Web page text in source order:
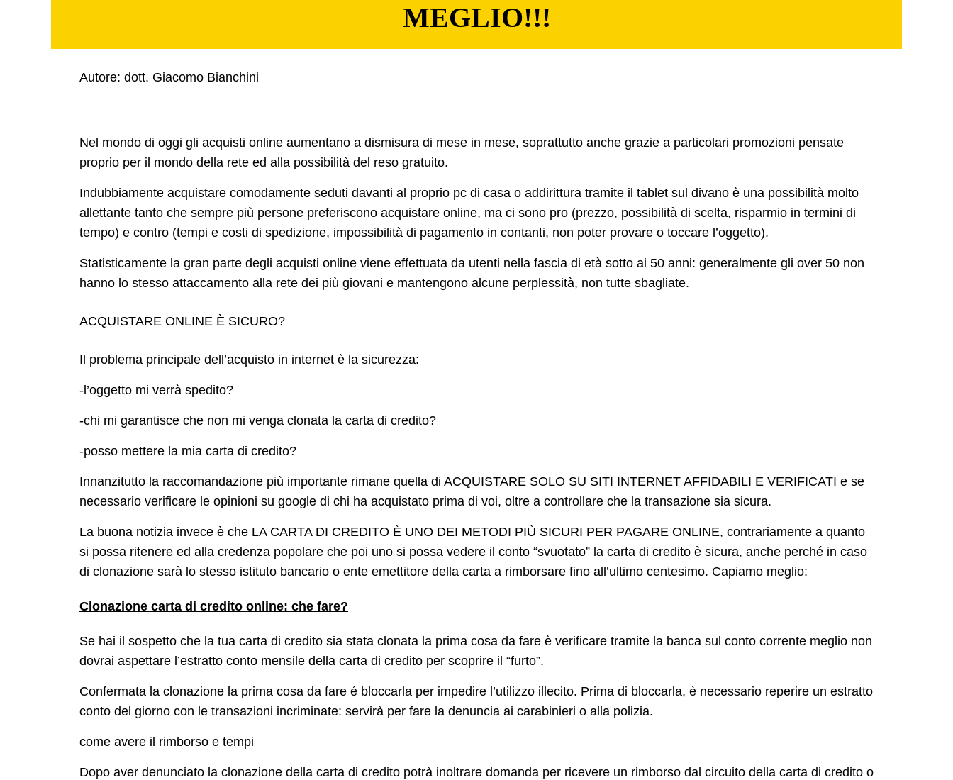
MEGLIO!!!
Autore: dott. Giacomo Bianchini
Nel mondo di oggi gli acquisti online aumentano a dismisura di mese in mese, soprattutto anche grazie a particolari promozioni pensate
proprio per il mondo della rete ed alla possibilità del reso gratuito.
Indubbiamente acquistare comodamente seduti davanti al proprio pc di casa o addirittura tramite il tablet sul divano è una possibilità molto
allettante tanto che sempre più persone preferiscono acquistare online, ma ci sono pro (prezzo, possibilità di scelta, risparmio in termini di
tempo) e contro (tempi e costi di spedizione, impossibilità di pagamento in contanti, non poter provare o toccare l’oggetto).
Statisticamente la gran parte degli acquisti online viene effettuata da utenti nella fascia di età sotto ai 50 anni: generalmente gli over 50 non
hanno lo stesso attaccamento alla rete dei più giovani e mantengono alcune perplessità, non tutte sbagliate.
ACQUISTARE ONLINE È SICURO?
Il problema principale dell’acquisto in internet è la sicurezza:
-l’oggetto mi verrà spedito?
-chi mi garantisce che non mi venga clonata la carta di credito?
-posso mettere la mia carta di credito?
Innanzitutto la raccomandazione più importante rimane quella di ACQUISTARE SOLO SU SITI INTERNET AFFIDABILI E VERIFICATI e se
necessario verificare le opinioni su google di chi ha acquistato prima di voi, oltre a controllare che la transazione sia sicura.
La buona notizia invece è che LA CARTA DI CREDITO È UNO DEI METODI PIÙ SICURI PER PAGARE ONLINE, contrariamente a quanto
si possa ritenere ed alla credenza popolare che poi uno si possa vedere il conto “svuotato” la carta di credito è sicura, anche perché in caso
di clonazione sarà lo stesso istituto bancario o ente emettitore della carta a rimborsare fino all’ultimo centesimo. Capiamo meglio:
Clonazione carta di credito online: che fare?
Se hai il sospetto che la tua carta di credito sia stata clonata la prima cosa da fare è verificare tramite la banca sul conto corrente meglio non
dovrai aspettare l’estratto conto mensile della carta di credito per scoprire il “furto”.
Confermata la clonazione la prima cosa da fare é bloccarla per impedire l’utilizzo illecito. Prima di bloccarla, è necessario reperire un estratto
conto del giorno con le transazioni incriminate: servirà per fare la denuncia ai carabinieri o alla polizia.
come avere il rimborso e tempi
Dopo aver denunciato la clonazione della carta di credito potrà inoltrare domanda per ricevere un rimborso dal circuito della carta di credito o